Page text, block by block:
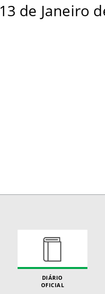
13 de Janeiro
DIÁRIO
OFICIAL